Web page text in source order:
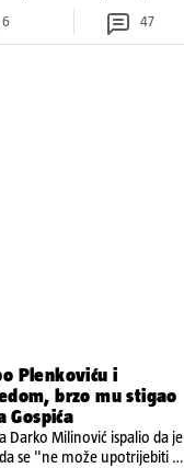
6 47
Plenkoviću i
brzo mu stigao
Gospića
Darko Milinović ispalio da je
se "ne može upotrijebiti za